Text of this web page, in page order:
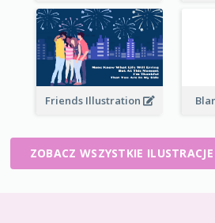
Friends Illustration
ZOBACZ WSZYSTKIE